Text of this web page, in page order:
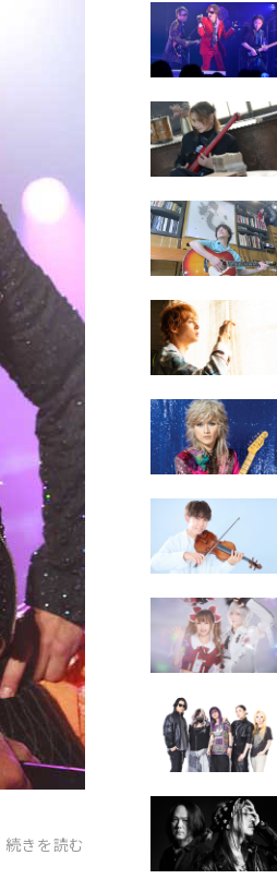
続きを読む